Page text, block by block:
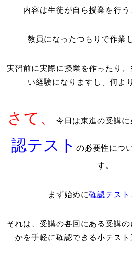
内容は生徒が自ら授業を行う
教員になったつもりで作業
実習前に実際に授業を作ったり、
い経験になりますし、何よ
さて、今日は東進の受講
認テストの必要性につ
す。
まず始めに確認テスト
それは、受講の各回にある受講
かを手軽に確認できる小テスト